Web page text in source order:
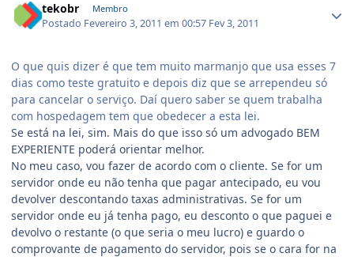
tekobr Membro
Postado Fevereiro 3, 2011 em 00:57 Fev 3, 2011
O que quis dizer é que tem muito marmanjo que usa esses 7
dias como teste gratuito e depois diz que se arrependeu só
para cancelar o serviço. Daí quero saber se quem trabalha
com hospedagem tem que obedecer a esta lei.
Se está na lei, sim. Mais do que isso só um advogado BEM
EXPERIENTE poderá orientar melhor.
No meu caso, vou fazer de acordo com o cliente. Se for um
servidor onde eu não tenha que pagar antecipado, eu vou
devolver descontando taxas administrativas. Se for um
servidor onde eu já tenha pago, eu desconto o que paguei e
devolvo o restante (o que seria o meu lucro) e guardo o
comprovante de pagamento do servidor, pois se o cara for na